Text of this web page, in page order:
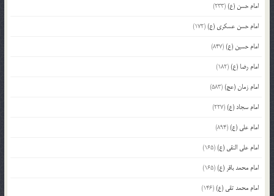
امام حسن (ع)(233)
امام حسن عسکری (ع)(172)
امام حسین (ع)(847)
امام رضا (ع)(182)
امام زمان (عج)(583)
امام سجاد (ع)(227)
امام علی (ع)(894)
امام علی النقی (ع)(165)
امام محمد باقر (ع)(165)
امام محمد تقی (ع)(146)